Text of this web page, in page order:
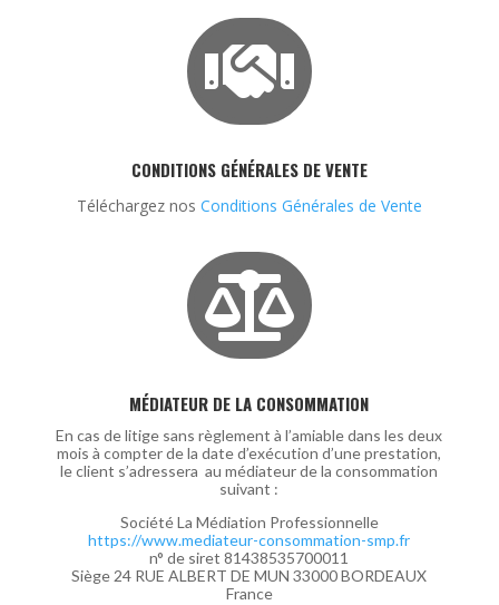

CONDITIONS GÉNÉRALES DE VENTE
Téléchargez nos Conditions Générales de Vente

MÉDIATEUR DE LA CONSOMMATION
En cas de litige sans règlement à l’amiable dans les deux
mois à compter de la date d’exécution d’une prestation,
le client s’adressera au médiateur de la consommation
suivant :
Société La Médiation Professionnelle
https://www.mediateur-consommation-smp.fr
n° de siret 81438535700011
Siège 24 RUE ALBERT DE MUN 33000 BORDEAUX
France